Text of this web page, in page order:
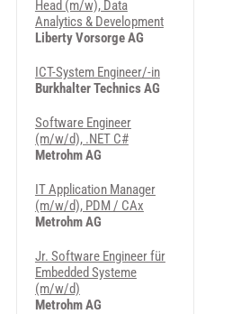
Head (m/w), Data
Analytics & Development
Liberty Vorsorge AG
ICT-System Engineer/-in
Burkhalter Technics AG
Software Engineer
(m/w/d), .NET C#
Metrohm AG
IT Application Manager
(m/w/d), PDM / CAx
Metrohm AG
Jr. Software Engineer für
Embedded Systeme
(m/w/d)
Metrohm AG